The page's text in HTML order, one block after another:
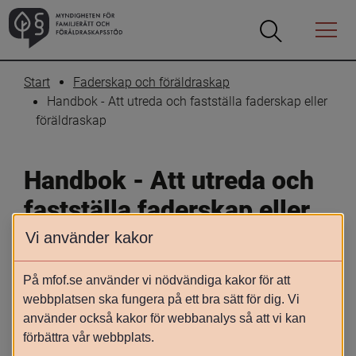
Öppna
Öppna
Menyn
Start
Faderskap och föräldraskap
Handbok - Att utreda och fastställa faderskap eller
föräldraskap
Handbok - Att utreda och
fastställa faderskap eller
föräldraskap
Pdf:en är sökbar (öppna filen och tryck
ctrl+F på ditt tangentbord för att få upp
sökrutan. Ange sedan det ord du söker).
Vi använder kakor
På mfof.se använder vi nödvändiga kakor för att
webbplatsen ska fungera på ett bra sätt för dig. Vi
använder också kakor för webbanalys så att vi kan
förbättra vår webbplats.